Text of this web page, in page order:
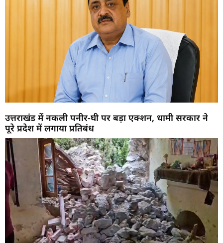
उत्तराखंड में नकली पनीर-घी पर बड़ा एक्शन, धामी सरकार ने
पूरे प्रदेश में लगाया प्रतिबंध